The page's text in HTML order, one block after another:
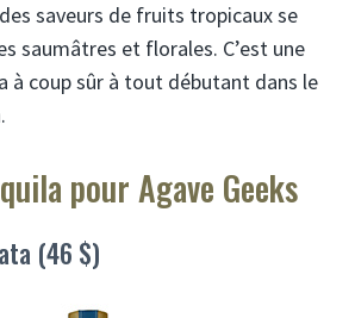
saveurs de fruits tropicaux se
saumâtres et florales. C’est une
à coup sûr à tout débutant dans le
pour Agave Geeks
(46 $)